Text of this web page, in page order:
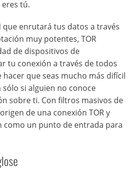
tú.
que enrutará tus datos a través
muy potentes, TOR
de dispositivos de
tu conexión a través de todos
hacer que seas mucho más difícil
si alguien no conoce
sobre ti. Con filtros masivos de
de una conexión TOR y
como un punto de entrada para